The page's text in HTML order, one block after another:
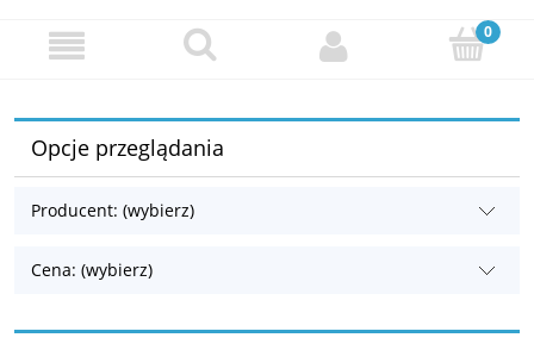
Opcje przeglądania
Producent: (wybierz)
Cena: (wybierz)